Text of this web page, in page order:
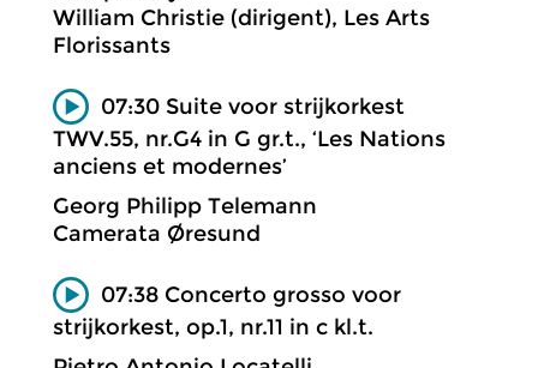
William Christie (dirigent), Les Arts
Florissants
07:30 Suite voor strijkorkest
TWV.55, nr.G4 in G gr.t., ‘Les Nations
anciens et modernes’
Georg Philipp Telemann
Camerata Øresund
07:38 Concerto grosso voor
strijkorkest, op.1, nr.11 in c kl.t.